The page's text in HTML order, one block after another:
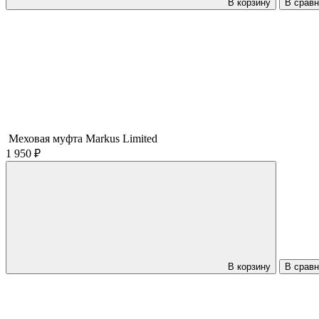
В корзину В
Меховая муфта Markus Limited
1 950 ₽
В корзину В